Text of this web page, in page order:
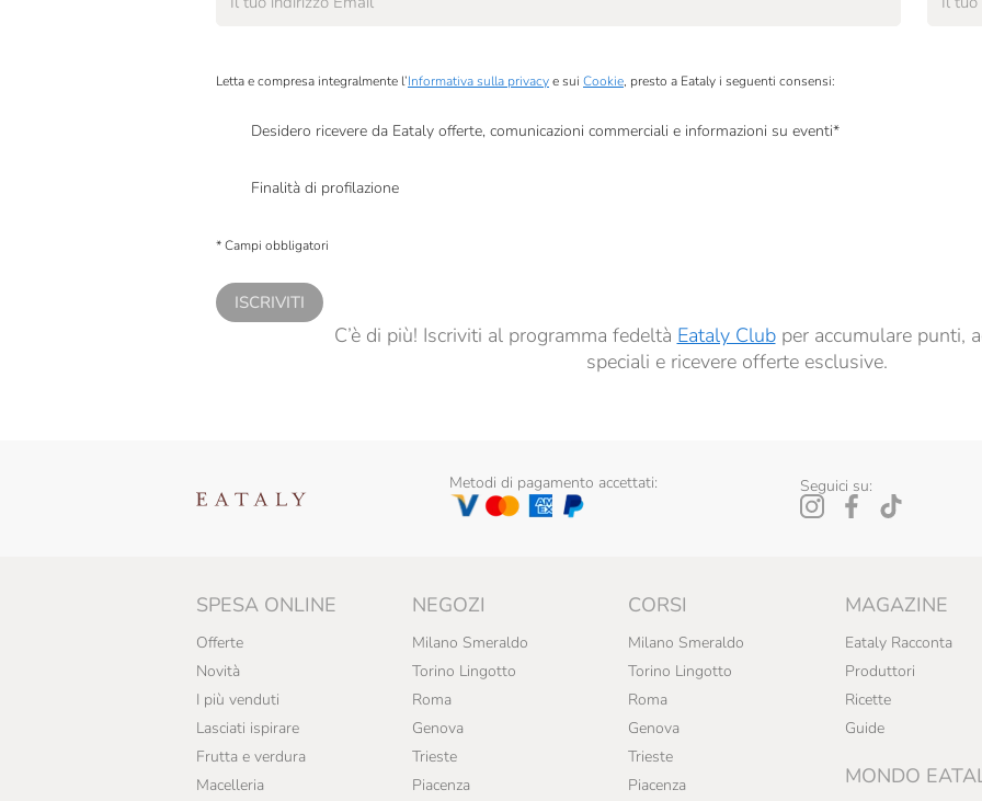
Bastianich
Brandini
Bric Cenciurio
Buondonno
Burlotto Giancarlo
Letta e compresa integralmente l’Informativa sulla privacye sui Cookie, presto a Eataly i seguenti consensi:
Desidero ricevere da Eataly offerte, comunicazioni commerciali e informazioni su eventi*
Finalità di profilazione
* Campi obbligatori
ISCRIVITI
C’è di più! Iscriviti al programma fedeltà Eataly Clubper accumulare punti,
speciali e ricevere offerte esclusive.
Metodi di pagamento accettati: Seguici su:
SPESA ONLINE
Offerte
Novità
I più venduti
Lasciati ispirare
Frutta e verdura
Macelleria
NEGOZI
Milano Smeraldo
Torino Lingotto
Roma
Genova
Trieste
Piacenza
CORSI
Milano Smeraldo
Torino Lingotto
Roma
Genova
Trieste
Piacenza
MAGAZINE
Eataly Racconta
Produttori
Ricette
Guide
MONDO